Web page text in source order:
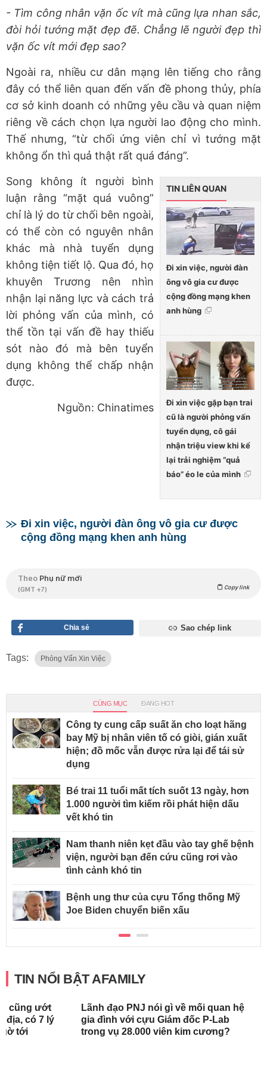
- Tìm công nhân vặn ốc vít mà cũng lựa nhan sắc,
đòi hỏi tướng mặt đẹp đẽ. Chẳng lẽ người đẹp thì
vặn ốc vít mới đẹp sao?
Ngoài ra, nhiều cư dân mạng lên tiếng cho rằng
đây có thể liên quan đến vấn đề phong thủy, phía
cơ sở kinh doanh có những yêu cầu và quan niệm
riêng về cách chọn lựa người lao động cho mình.
Thế nhưng, “từ chối ứng viên chỉ vì tướng mặt
không ổn thì quả thật rất quá đáng”.
TIN LIÊN QUAN
Đi xin việc, người đàn
ông vô gia cư được
cộng đồng mạng khen
anh hùng
Đi xin việc gặp bạn trai
cũ là người phỏng vấn
tuyển dụng, cô gái
nhận triệu view khi kể
lại trải nghiệm “quả
báo” éo le của mình
Song không ít người bình
luận rằng “mặt quá vuông”
chỉ là lý do từ chối bên ngoài,
có thể còn có nguyên nhân
khác mà nhà tuyển dụng
không tiện tiết lộ. Qua đó, họ
khuyên Trương nên nhìn
nhận lại năng lực và cách trả
lời phỏng vấn của mình, có
thể tồn tại vấn đề hay thiếu
sót nào đó mà bên tuyển
dụng không thể chấp nhận
được.
Nguồn: Chinatimes
Đi xin việc, người đàn ông vô gia cư được
cộng đồng mạng khen anh hùng
Theo Phụ nữ mới
(GMT +7) Copy link
Chia sẻ Sao chép link
Tags: Phỏng Vấn Xin Việc
CÙNG MỤC ĐANG HOT
Công ty cung cấp suất ăn cho loạt hãng
bay Mỹ bị nhân viên tố có giòi, gián xuất
hiện; đồ mốc vẫn được rửa lại để tái sử
dụng
Bé trai 11 tuổi mất tích suốt 13 ngày, hơn
1.000 người tìm kiếm rồi phát hiện dấu
vết khó tin
Nam thanh niên kẹt đầu vào tay ghế bệnh
viện, người bạn đến cứu cũng rơi vào
tình cảnh khó tin
Bệnh ung thư của cựu Tổng thống Mỹ
Joe Biden chuyển biến xấu
TIN NỔI BẬT AFAMILY